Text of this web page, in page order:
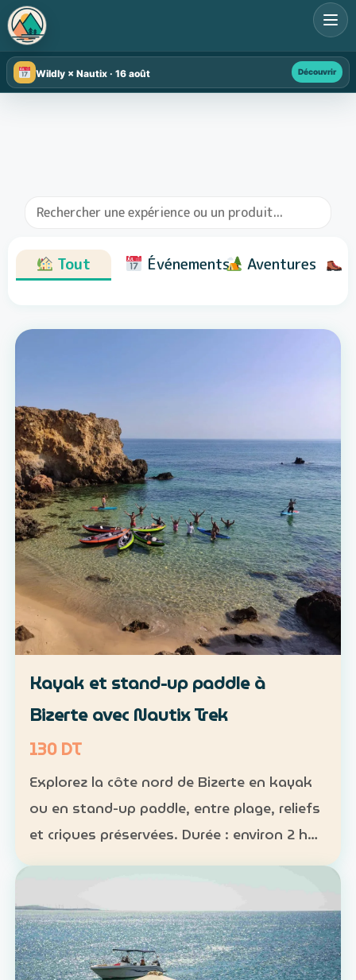
Wildly × Nautix · 16 août Découvrir
Tout Événements Aventures
Kayak et stand-up paddle à
Bizerte avec Nautix Trek
130 DT
Explorez la côte nord de Bizerte en kayak
ou en stand-up paddle, entre plage, reliefs
et criques préservées. Durée : environ 2 h
30 Distance : environ 5 km Niveau :
sortie …